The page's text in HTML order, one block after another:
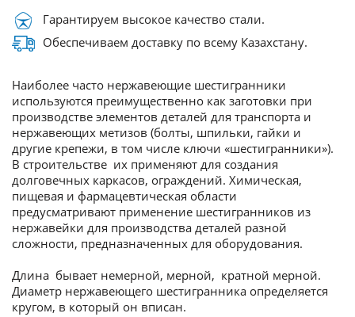
Гарантируем высокое качество стали.
Обеспечиваем доставку по всему Казахстану.
Наиболее часто нержавеющие шестигранники
используются преимущественно как заготовки при
производстве элементов деталей для транспорта и
нержавеющих метизов (болты, шпильки, гайки и
другие крепежи, в том числе ключи «шестигранники»).
В строительстве их применяют для создания
долговечных каркасов, ограждений. Химическая,
пищевая и фармацевтическая области
предусматривают применение шестигранников из
нержавейки для производства деталей разной
сложности, предназначенных для оборудования.
Длина бывает немерной, мерной, кратной мерной.
Диаметр нержавеющего шестигранника определяется
кругом, в который он вписан.